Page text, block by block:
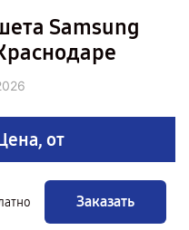
Samsung
от
Заказать